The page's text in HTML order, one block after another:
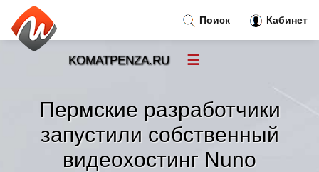
Пермские разработчики
запустили собственный
видеохостинг Nuno
Поиск Кабинет
KOMATPENZA.RU ☰
Новости»
Тренды новостей»
Рубрики»